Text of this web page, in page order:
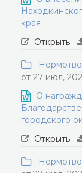
края
Открыть
от 27 июл,
О
городского
Открыть